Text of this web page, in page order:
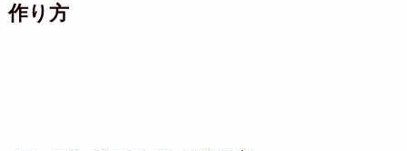
作り方